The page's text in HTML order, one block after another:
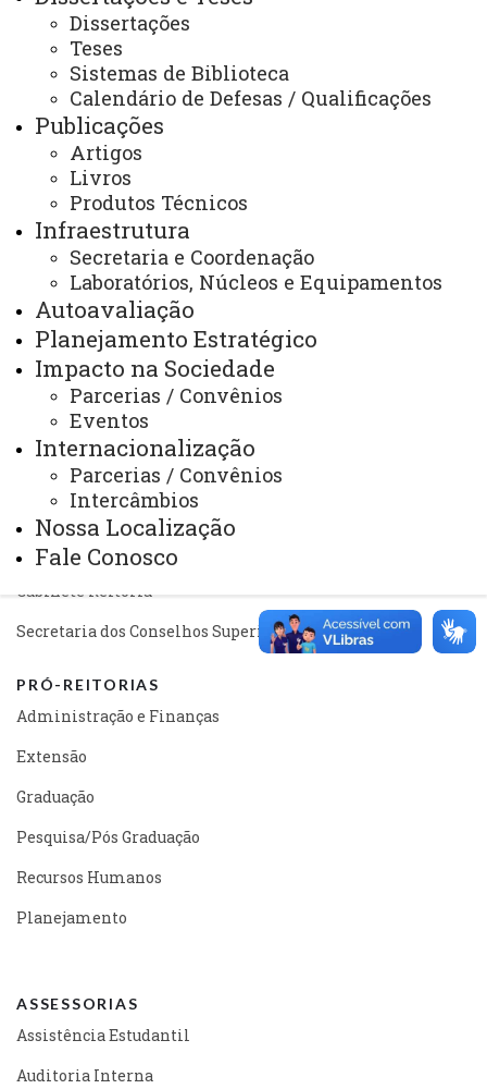
Dissertações
Teses
Sistemas de Biblioteca
Calendário de Defesas / Qualificações
Publicações
Artigos
Livros
Produtos Técnicos
Infraestrutura
Secretaria e Coordenação
Laboratórios, Núcleos e Equipamentos
Autoavaliação
Planejamento Estratégico
Impacto na Sociedade
Parcerias / Convênios
Eventos
Internacionalização
Parcerias / Convênios
Intercâmbios
Nossa Localização
Fale Conosco
ACESSE
Acesso Restrito (Editores do Portal)
Arquivo Virtual
Bibliotecas
Identidade Visual
Mapa do Site
Ouvidoria
Portal Office 365
Sistemas
Telefones
Webmail
REITORIA
Secretaria Geral
Gabinete Reitoria
Secretaria dos Conselhos Superiores
PRÓ-REITORIAS
Administração e Finanças
Extensão
Graduação
Pesquisa/Pós Graduação
Recursos Humanos
Planejamento
ASSESSORIAS
Assistência Estudantil
Auditoria Interna